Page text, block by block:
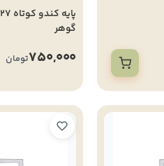
گوهر
750,000تومان